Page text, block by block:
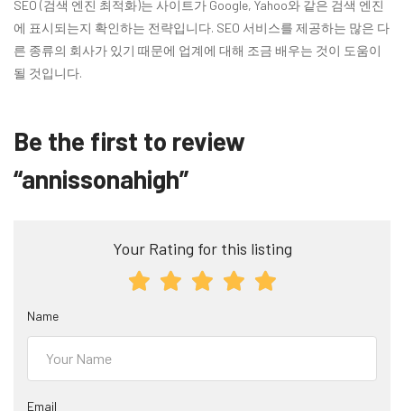
SEO (검색 엔진 최적화)는 사이트가 Google, Yahoo와 같은 검색 엔진
에 표시되는지 확인하는 전략입니다. SEO 서비스를 제공하는 많은 다
른 종류의 회사가 있기 때문에 업계에 대해 조금 배우는 것이 도움이
될 것입니다.
Be the first to review
“annissonahigh”
Your Rating for this listing
Name
Email